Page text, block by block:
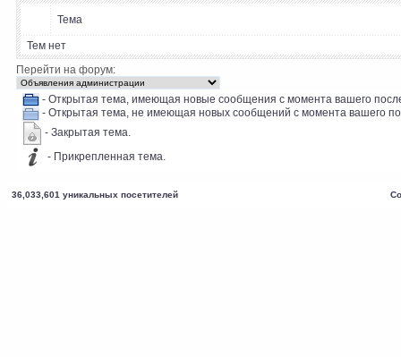
Тема
Тем нет
Перейти на форум:
- Открытая тема, имеющая новые сообщения с момента вашего
- Открытая тема, не имеющая новых сообщений с момента вашего
- Закрытая тема.
- Прикрепленная тема.
36,033,601 уникальных посетителей